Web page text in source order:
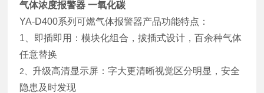
气体浓度报警器 一氧化碳
YA-D400系列可燃气体报警器产品功能特点：
1、即插即用：模块化组合，拔插式设计，百余种气体
任意替换
2、 升级高清显示屏：字大更清晰视觉区分明显，安全
隐患及时发现